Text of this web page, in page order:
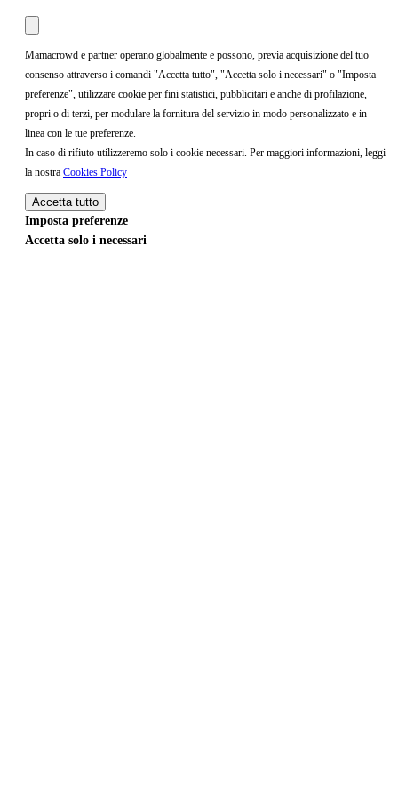
Mamacrowd e partner operano globalmente e possono, previa acquisizione del tuo
consenso attraverso i comandi "Accetta tutto", "Accetta solo i necessari" o "Imposta
preferenze", utilizzare cookie per fini statistici, pubblicitari e anche di profilazione,
propri o di terzi, per modulare la fornitura del servizio in modo personalizzato e in
linea con le tue preferenze.
In caso di rifiuto utilizzeremo solo i cookie necessari. Per maggiori informazioni, leggi
la nostra Cookies Policy
Accetta tutto
Imposta preferenze
Accetta solo i necessari